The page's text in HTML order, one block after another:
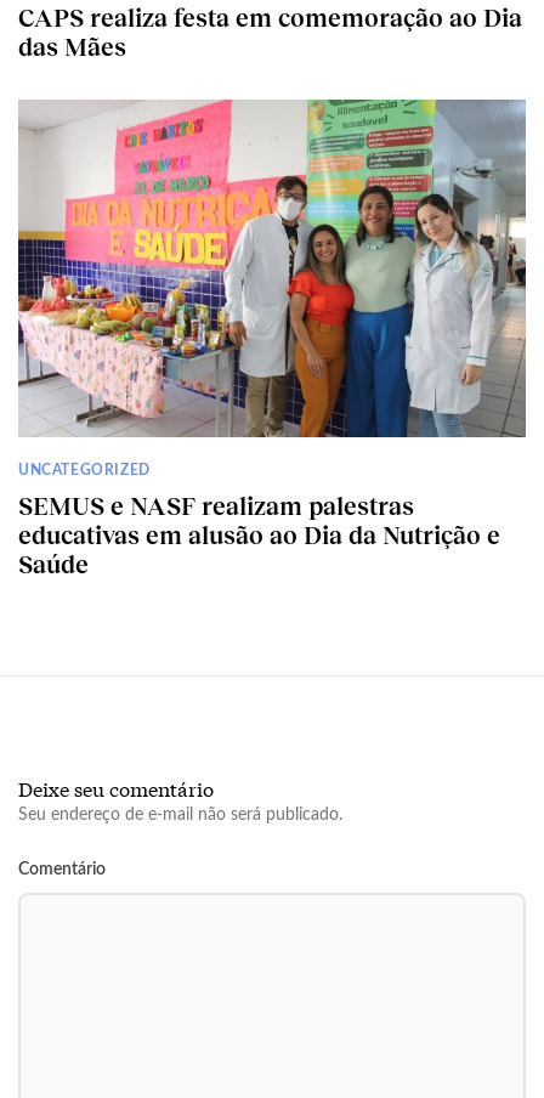
CAPS realiza festa em comemoração ao Dia
das Mães
UNCATEGORIZED
SEMUS e NASF realizam palestras
educativas em alusão ao Dia da Nutrição e
Saúde
Deixe seu comentário
Seu endereço de e-mail não será publicado.
Comentário